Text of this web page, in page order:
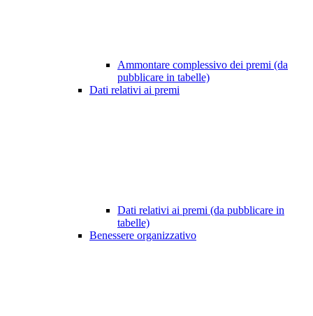
Ammontare complessivo dei premi (da
pubblicare in tabelle)
Dati relativi ai premi
Dati relativi ai premi (da pubblicare in
tabelle)
Benessere organizzativo